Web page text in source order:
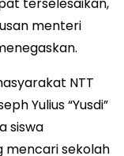
menteri
NTT
Yulius “Yusdi”
siswa
mencari sekolah